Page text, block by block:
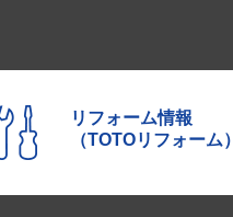
リフォーム情報
（TOTOリフォーム）